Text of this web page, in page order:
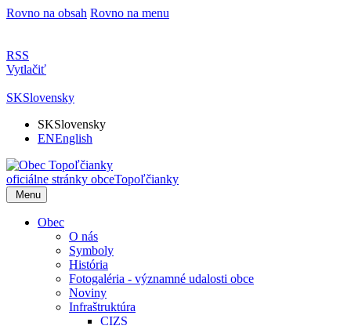
Rovno na obsah Rovno na menu
RSS
Vytlačiť
SKSlovensky
SKSlovensky
ENEnglish
oficiálne stránky obceTopoľčianky
Menu
Obec
O nás
Symboly
História
Fotogaléria - významné udalosti obce
Noviny
Infraštruktúra
CIZS